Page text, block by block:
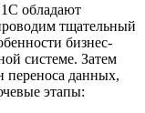
обладают
тщательный
бизнес-
системе. Затем
переноса данных,
этапы: